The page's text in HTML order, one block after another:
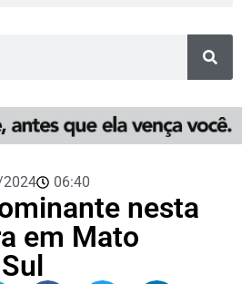
06:40
nesta
em Mato